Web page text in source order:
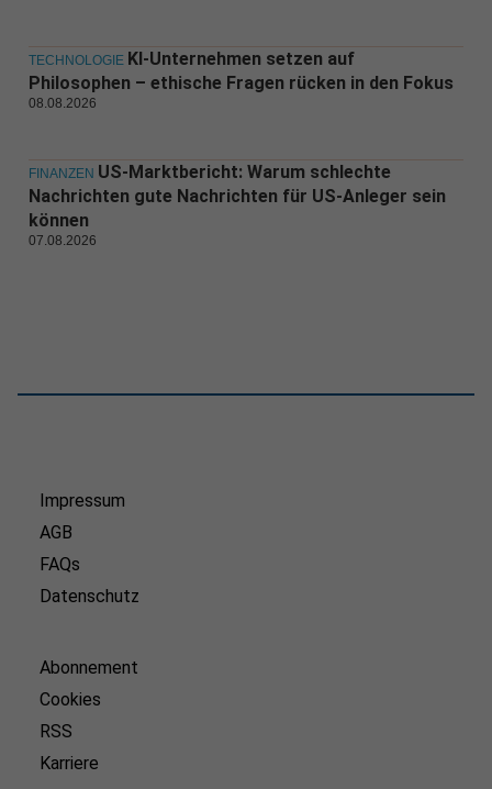
TECHNOLOGIE KI-Unternehmen setzen auf
Philosophen – ethische Fragen rücken in den Fokus
08.08.2026
FINANZEN US-Marktbericht: Warum schlechte
Nachrichten gute Nachrichten für US-Anleger sein
können
07.08.2026
Impressum
AGB
FAQs
Datenschutz
Abonnement
Cookies
RSS
Karriere